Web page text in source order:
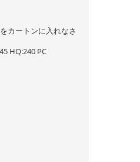
カートンに入れなさ
い:80 PC 40 GP:160 PC 40 HQ:160 PC 45 HQ:240 PC